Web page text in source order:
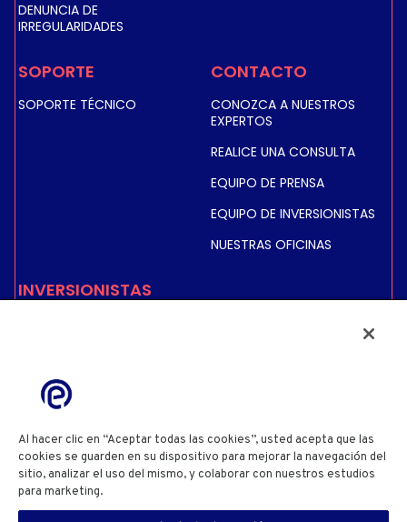
DENUNCIA DE
IRREGULARIDADES
SOPORTE
SOPORTE TÉCNICO
CONTACTO
CONOZCA A NUESTROS
EXPERTOS
REALICE UNA CONSULTA
EQUIPO DE PRENSA
EQUIPO DE INVERSIONISTAS
NUESTRAS OFICINAS
INVERSIONISTAS
INFORMACIÓN REGULADA
ACCIONISTAS
POLÍTICA DE PRIVACIDAD
POLÍTICA DE COOKIES
CONFIGURACIÓN DE COOKIES
TÉRMINOS Y CONDICIONES DE USO DEL SITIO WEB
Al hacer clic en “Aceptar todas las cookies”, usted acepta que las
cookies se guarden en su dispositivo para mejorar la navegación del
sitio, analizar el uso del mismo, y colaborar con nuestros estudios
para marketing.